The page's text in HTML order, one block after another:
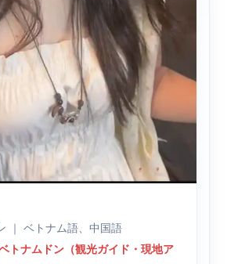
｜ ベトナム語、中国語
トナムドン（観光ガイド・現地ア